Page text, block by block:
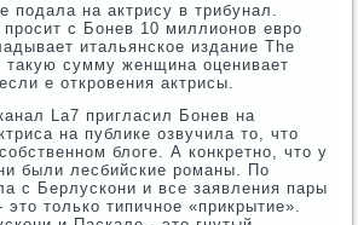
подала на актрису в трибунал.
с Бонев 10 миллионов евро
итальянское издание The
такую сумму женщина оценивает
е откровения актрисы.
La7 пригласил Бонев на
на публике озвучила то, что
блоге. А конкретно, что у
были лесбийские романы. По
с Берлускони и все заявления пары
только типичное «прикрытие».